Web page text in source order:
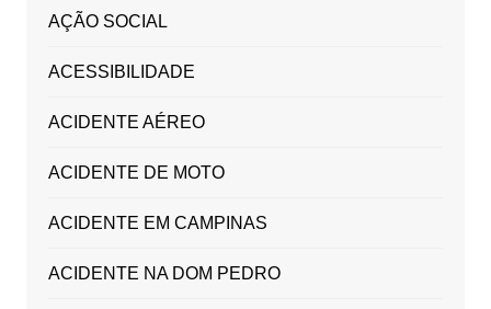
AÇÃO SOCIAL
ACESSIBILIDADE
ACIDENTE AÉREO
ACIDENTE DE MOTO
ACIDENTE EM CAMPINAS
ACIDENTE NA DOM PEDRO